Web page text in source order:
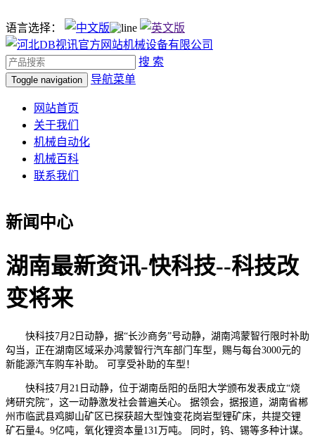
语言选择：
搜 索
Toggle navigation 导航菜单
网站首页
关于我们
机械自动化
机械百科
联系我们
新闻中心
湖南最新资讯-快科技--科技改
变将来
快科技7月2日动静，据“长沙商务”号动静，湖南鸿蒙智行限时补助
勾当，正在湖南区域采办鸿蒙智行汽车部门车型，赐与每台3000元的
新能源汽车购车补助。 可享受补助的车型！
快科技7月21日动静，位于湖南岳阳的岳阳大学颁布发表成立“烧
烤研究院”，这一动静激发社会普遍关心。 据领会，据报道，湖南省郴
州市临武县鸡脚山矿区已探获超大型蚀变花岗岩型锂矿床，共提交锂
矿石量4。9亿吨，氧化锂资本量131万吨。 同时，钨、锡等多种计谋。